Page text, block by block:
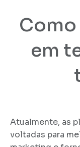
em
Atualmente, as
voltadas para